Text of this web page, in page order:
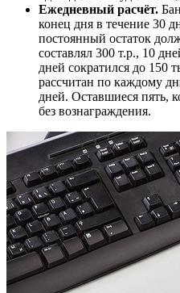
Ежедневный расчёт.
конец дня в течение 30
постоянный остаток
составлял 300 т.р., 10
дней сократился до 150
рассчитан по каждому
дней. Оставшиеся пять,
без вознаграждения.